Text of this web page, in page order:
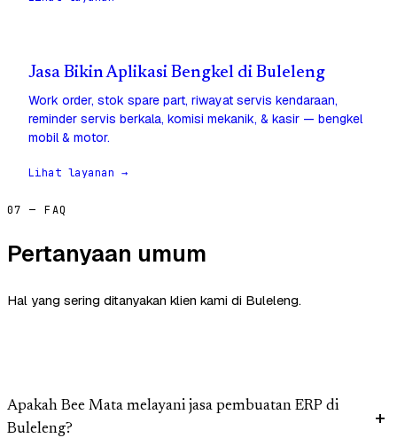
Jasa Bikin Aplikasi Bengkel di Buleleng
Work order, stok spare part, riwayat servis kendaraan,
reminder servis berkala, komisi mekanik, & kasir — bengkel
mobil & motor.
Lihat layanan →
07 — FAQ
Pertanyaan umum
Hal yang sering ditanyakan klien kami di Buleleng.
Apakah Bee Mata melayani jasa pembuatan ERP di
Buleleng?